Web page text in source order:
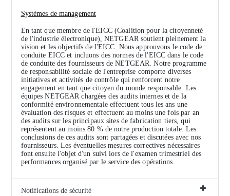
Systèmes de management
En tant que membre de l'EICC (Coalition pour la citoyenneté
de l'industrie électronique), NETGEAR soutient pleinement la
vision et les objectifs de l'EICC. Nous approuvons le code de
conduite EICC et incluons des normes de l'EICC dans le code
de conduite des fournisseurs de NETGEAR. Notre programme
de responsabilité sociale de l'entreprise comporte diverses
initiatives et activités de contrôle qui renforcent notre
engagement en tant que citoyen du monde responsable. Les
équipes NETGEAR chargées des audits internes et de la
conformité environnementale effectuent tous les ans une
évaluation des risques et effectuent au moins une fois par an
des audits sur les principaux sites de fabrication tiers, qui
représentent au moins 80 % de notre production totale. Les
conclusions de ces audits sont partagées et discutées avec nos
fournisseurs. Les éventuelles mesures correctives nécessaires
font ensuite l'objet d'un suivi lors de l'examen trimestriel des
performances organisé par le service des opérations.
Notifications de sécurité